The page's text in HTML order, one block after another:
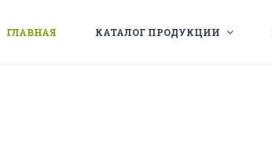
ГЛАВНАЯ КАТАЛОГ ПРОДУКЦИИ